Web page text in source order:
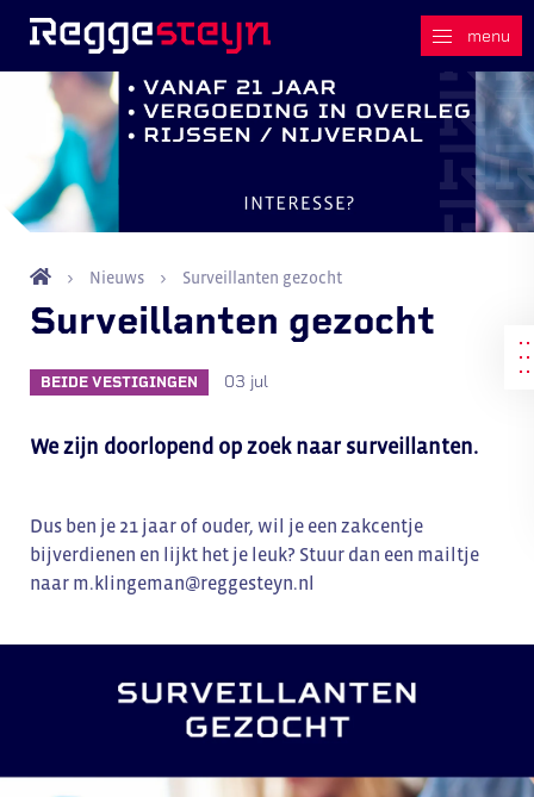
Nieuws Surveillanten gezocht
Surveillanten gezocht
BEIDE VESTIGINGEN 03 jul
We zijn doorlopend op zoek naar surveillanten.
Dus ben je 21 jaar of ouder, wil je een zakcentje
bijverdienen en lijkt het je leuk? Stuur dan een mailtje
naar m.klingeman@reggesteyn.nl